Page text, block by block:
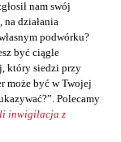
nam swój
działania
podwórku?
być ciągle
który siedzi przy
może być w Twojej
Polecamy
inwigilacja z